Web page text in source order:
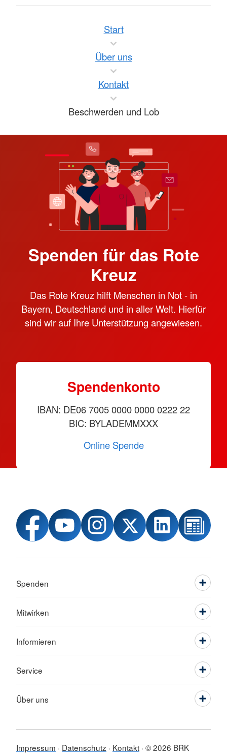
Start
Über uns
Kontakt
Beschwerden und Lob
Spenden für das Rote
Kreuz
Das Rote Kreuz hilft Menschen in Not - in
Bayern, Deutschland und in aller Welt. Hierfür
sind wir auf Ihre Unterstützung angewiesen.
Spendenkonto
IBAN: DE06 7005 0000 0000 0222 22
BIC: BYLADEMMXXX
Online Spende
Spenden
Mitwirken
Informieren
Service
Über uns
Impressum Datenschutz Kontakt © 2026 BRK